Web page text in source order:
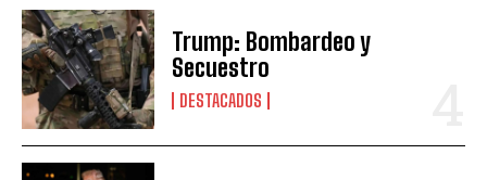
Trump: Bombardeo y
Secuestro
DESTACADOS